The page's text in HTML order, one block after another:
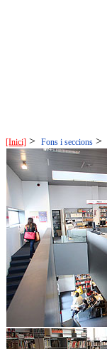
[Inici] > Fons i seccions >